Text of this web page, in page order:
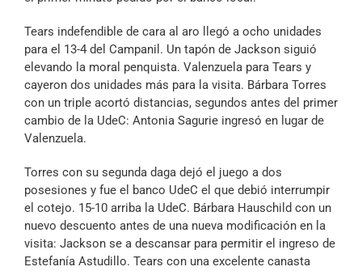
Tears indefendible de cara al aro llegó a ocho unidades
para el 13-4 del Campanil. Un tapón de Jackson siguió
elevando la moral penquista. Valenzuela para Tears y
cayeron dos unidades más para la visita. Bárbara Torres
con un triple acortó distancias, segundos antes del primer
cambio de la UdeC: Antonia Sagurie ingresó en lugar de
Valenzuela.
Torres con su segunda daga dejó el juego a dos
posesiones y fue el banco UdeC el que debió interrumpir
el cotejo. 15-10 arriba la UdeC. Bárbara Hauschild con un
nuevo descuento antes de una nueva modificación en la
visita: Jackson se a descansar para permitir el ingreso de
Estefanía Astudillo. Tears con una excelente canasta